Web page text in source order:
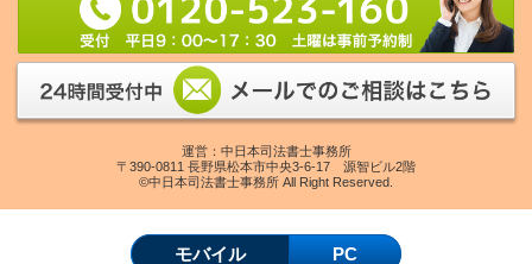
運営：中日本司法書士事務所
〒390-0811 長野県松本市中央3-6-17 源智ビル2階
©中日本司法書士事務所 All Right Reserved.
モバイル PC